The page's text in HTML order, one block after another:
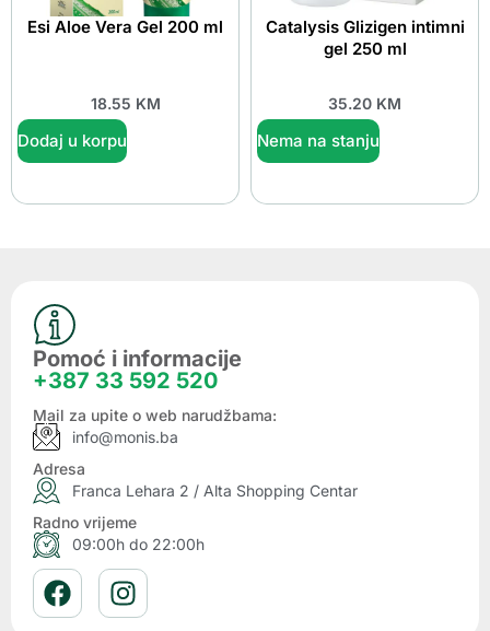
Esi Aloe Vera Gel 200 ml
18.55 KM
Dodaj u korpu
Catalysis Glizigen intimni
gel 250 ml
35.20 KM
Nema na stanju
Pomoć i informacije
+387 33 592 520
Mail za upite o web narudžbama:
info@monis.ba
Adresa
Franca Lehara 2 / Alta Shopping Centar
Radno vrijeme
09:00h do 22:00h